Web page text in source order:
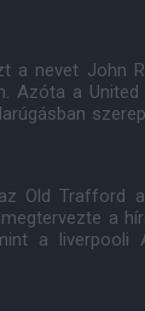
a nevet John
Azóta a
Old Trafford
a
a liverpooli